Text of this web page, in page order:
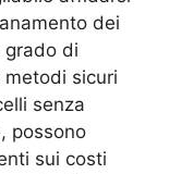
dei
grado di
sicuri
senza
possono
sui costi